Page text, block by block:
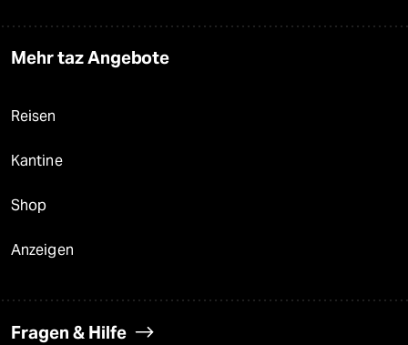
Mehr taz Angebote
Reisen
Kantine
Shop
Anzeigen
Fragen & Hilfe